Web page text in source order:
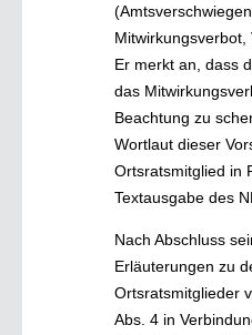
Mitwirkungsverbot,
Er merkt an, dass
das
Beachtung zu
Wortlaut dieser
Ortsratsmitglied in
Textausgabe des
Nach Abschluss
Erläuterungen zu
Ortsratsmitglieder
Abs. 4 in